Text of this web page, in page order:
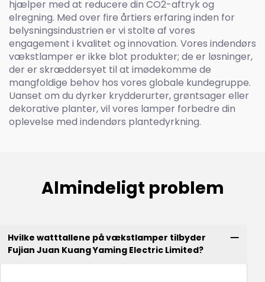
hjælper med at reducere din CO2-aftryk og
elregning. Med over fire årtiers erfaring inden for
belysningsindustrien er vi stolte af vores
engagement i kvalitet og innovation. Vores indendørs
vækstlamper er ikke blot produkter; de er løsninger,
der er skræddersyet til at imødekomme de
mangfoldige behov hos vores globale kundegruppe.
Uanset om du dyrker krydderurter, grøntsager eller
dekorative planter, vil vores lamper forbedre din
oplevelse med indendørs plantedyrkning.
Almindeligt problem
Hvilke watttallene på vækstlamper tilbyder
Fujian Juan Kuang Yaming Electric Limited?